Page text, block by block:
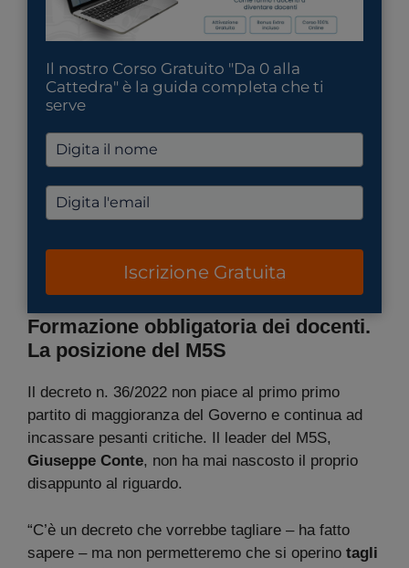
Il nostro Corso Gratuito "Da 0 alla
Cattedra" è la guida completa che ti
serve
Iscrizione Gratuita
Formazione obbligatoria dei docenti.
La posizione del M5S
Il decreto n. 36/2022 non piace al primo primo
partito di maggioranza del Governo e continua ad
incassare pesanti critiche. Il leader del M5S,
Giuseppe Conte, non ha mai nascosto il proprio
disappunto al riguardo.
“C’è un decreto che vorrebbe tagliare – ha fatto
sapere – ma non permetteremo che si operino tagli